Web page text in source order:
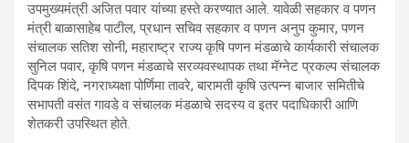
उपमुख्यमंत्री अजित पवार यांच्या हस्ते करण्यात आले. यावेळी सहकार व पणन
मंत्री बाळासाहेब पाटील, प्रधान सचिव सहकार व पणन अनुप कुमार, पणन
संचालक सतिश सोनी, महाराष्ट्र राज्य कृषि पणन मंडळाचे कार्यकारी संचालक
सुनिल पवार, कृषि पणन मंडळाचे सरव्यवस्थापक तथा मॅग्नेट प्रकल्प संचालक
दिपक शिंदे, नगराध्यक्षा पोर्णिमा तावरे, बारामती कृषि उत्पन्न बाजार समितीचे
सभापती वसंत गावडे व संचालक मंडळाचे सदस्य व इतर पदाधिकारी आणि
शेतकरी उपस्थित होते.